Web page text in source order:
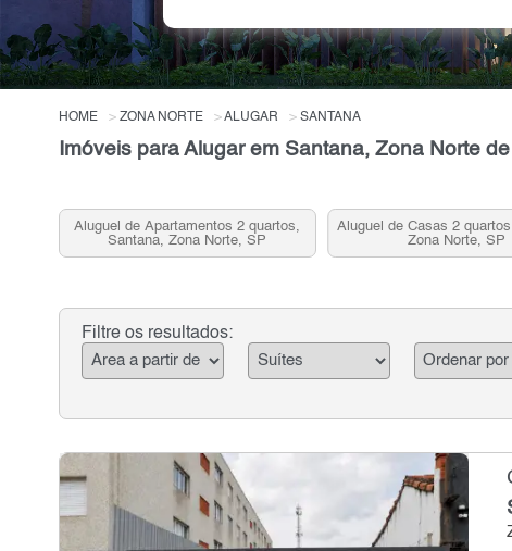
HOME ZONA NORTE ALUGAR SANTANA
Imóveis para Alugar em Santana, Zona Norte
Aluguel de Apartamentos 2 quartos,
Santana, Zona Norte, SP
Aluguel de Casas 2
Zona Norte, SP
Filtre os resultados: